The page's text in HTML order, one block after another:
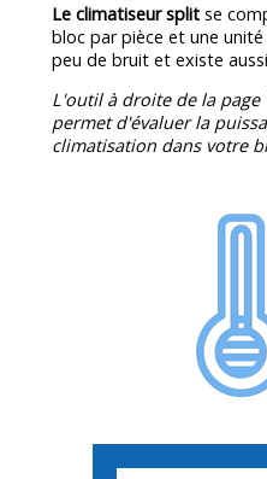
Le climatiseur split se
bloc par pièce et une
peu de bruit et existe
L'outil à droite de la page
permet d'évaluer la
climatisation dans votre